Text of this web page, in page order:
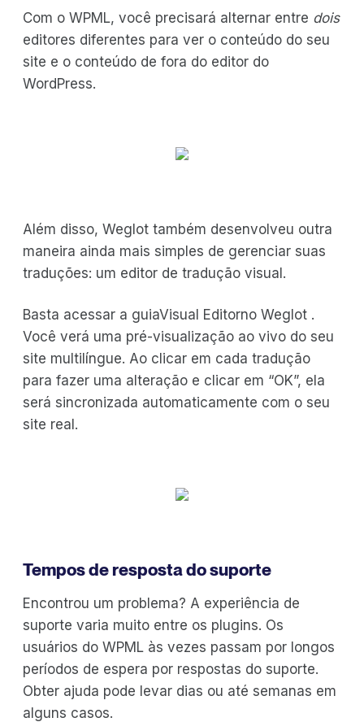
Com o WPML, você precisará alternar entre dois
editores diferentes para ver o conteúdo do seu
site e o conteúdo de fora do editor do
WordPress.
Além disso, Weglot também desenvolveu outra
maneira ainda mais simples de gerenciar suas
traduções: um editor de tradução visual.
Basta acessar a guiaVisual Editorno Weglot .
Você verá uma pré-visualização ao vivo do seu
site multilíngue. Ao clicar em cada tradução
para fazer uma alteração e clicar em “OK”, ela
será sincronizada automaticamente com o seu
site real.
Tempos de resposta do suporte
Encontrou um problema? A experiência de
suporte varia muito entre os plugins. Os
usuários do WPML às vezes passam por longos
períodos de espera por respostas do suporte.
Obter ajuda pode levar dias ou até semanas em
alguns casos.